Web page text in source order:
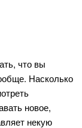
что вы
Насколько
новое,
некую